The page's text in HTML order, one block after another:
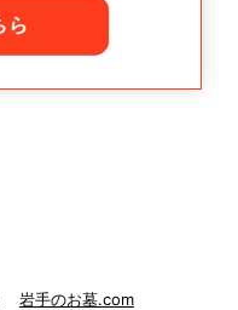
岩手のお墓.com